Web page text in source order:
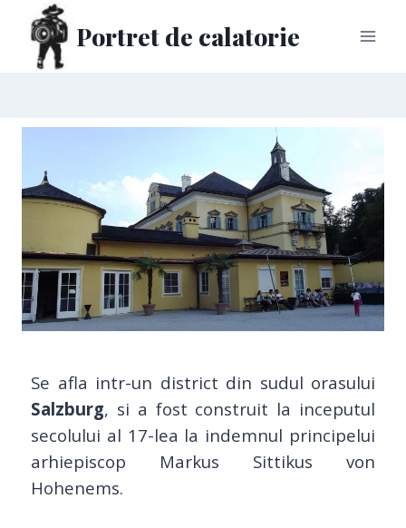
Portret de calatorie
Se afla intr-un district din sudul orasului
Salzburg, si a fost construit la inceputul
secolului al 17-lea la indemnul principelui
arhiepiscop Markus Sittikus von
Hohenems.